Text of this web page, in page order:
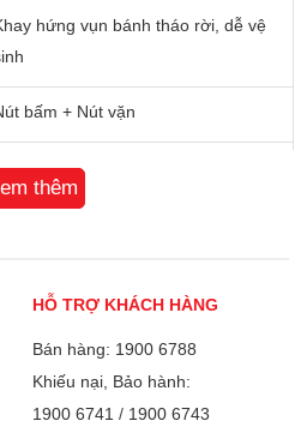
dùng có thể chọn 1 trong 7
thích kiểu bánh mềm hay giòn
hứng vụn bánh tháo rời, dễ vệ
bấm + Nút vặn
thước sản phẩm :
24 tháng + 1 đổi 1 trong vòng 90
Trung Quốc
thêm
HỖ TRỢ KHÁCH HÀNG
Bán hàng: 1900 6788
Khiếu nại, Bảo hành:
1900 6741 / 1900 6743